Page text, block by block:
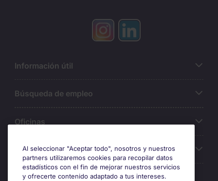
Información útil
Búsqueda de empleo
Oficinas
Sobre Michael Page
Al seleccionar "Aceptar todo", nosotros y nuestros
partners utilizaremos cookies para recopilar datos
estadísticos con el fin de mejorar nuestros servicios
y ofrecerte contenido adaptado a tus intereses.